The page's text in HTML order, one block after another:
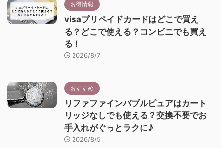
お得情報
visaプリペイドカードはどこで買え
る？どこで使える？コンビニでも買え
る！
2026/8/7
おすすめ
リファファインバブルピュアはカート
リッジなしでも使える？交換不要でお
手入れがぐっとラクに♪
2026/8/5